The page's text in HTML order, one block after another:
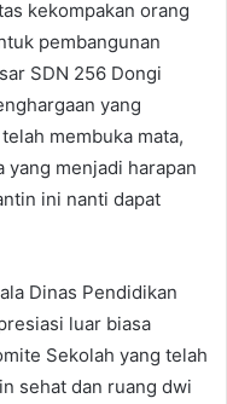
kekompakan orang
pembangunan
SDN 256 Dongi
yang
membuka mata,
yang menjadi harapan
ini nanti dapat
Dinas Pendidikan
luar biasa
Sekolah yang telah
sehat dan ruang dwi